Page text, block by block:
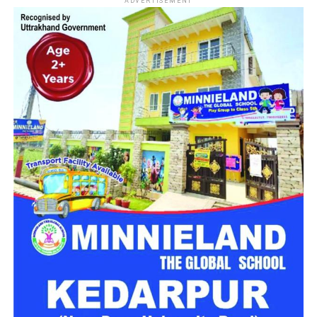
दिल्लीसरकार के विभिन्न विभागों में प्रशासनिक, तकनीकी, शैक्षणिक
(Teaching) और वैज्ञानिक (Scientific) श्रेणियों के खाली पड़े पदों को
भरने के लिए कुल1979 पदों पर वैकेंसी निकाली गई है। यह भर्ती ग्रुप-B
और ग्रुप-C श्रेणियों के अंतर्गत की जा रही है।
भर्ती बोर्ड का नाम
दिल्ली अधीनस्थ सेवा चयन बोर्ड
(DSSSB)
कुल पदों की संख्या
1979 पद
पद की श्रेणियां
ग्रुप-B और ग्रुप-C (शैक्षणिक,
तकनीकी, प्रशासनिक और वैज्ञानिक)
आवेदन का माध्यम
ऑनलाइन (Online)
नौकरी का स्थान
दिल्ली (NCR)
आधिकारिक वेबसाइट
dsssb.delhi.gov.in
महत्वपूर्ण तिथियां (Important Dates)